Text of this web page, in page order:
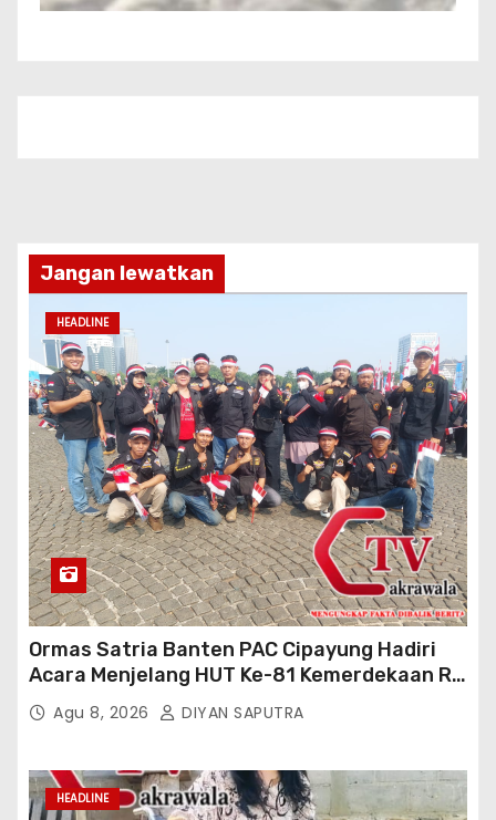
Jangan lewatkan
HEADLINE
Ormas Satria Banten PAC Cipayung Hadiri
Acara Menjelang HUT Ke-81 Kemerdekaan RI
Di Silang Monas
Agu 8, 2026 DIYAN SAPUTRA
HEADLINE